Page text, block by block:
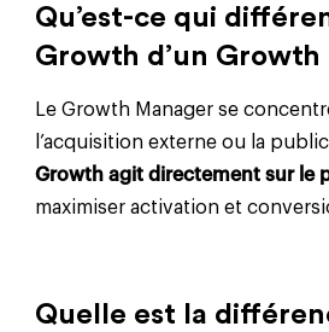
Qu’est-ce qui
Growth d’un Growth
Le Growth Manager se
l’acquisition externe ou la
Growth agit directement sur le
maximiser activation et
Quelle est la